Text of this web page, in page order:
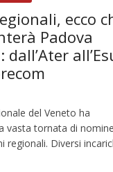
ecco
Padova
del Veneto ha
vasta tornata di
regionali. Diversi